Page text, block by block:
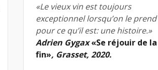
«Le vieux vin est toujours
exceptionnel lorsqu’on le prend
pour ce qu’il est: une histoire.»
Adrien Gygax«Se réjouir de la
fin», Grasset, 2020.